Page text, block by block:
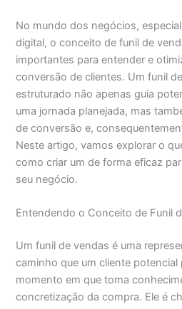
No mundo dos negócios,
digital, o conceito de funil de
importantes para entender e
conversão de clientes. Um funil
estruturado não apenas guia
uma jornada planejada, mas
de conversão e,
Neste artigo, vamos explorar o
como criar um de forma eficaz
seu negócio.
Entendendo o Conceito de Funil
Um funil de vendas é uma
caminho que um cliente potencial
momento em que toma
concretização da compra. Ele é